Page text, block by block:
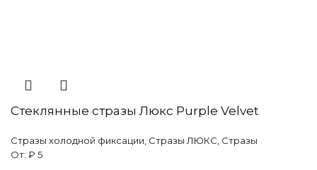
Стеклянные стразы Люкс Purple Velvet
Стразы холодной фиксации Стразы ЛЮКС Стразы
От: ₽ 5